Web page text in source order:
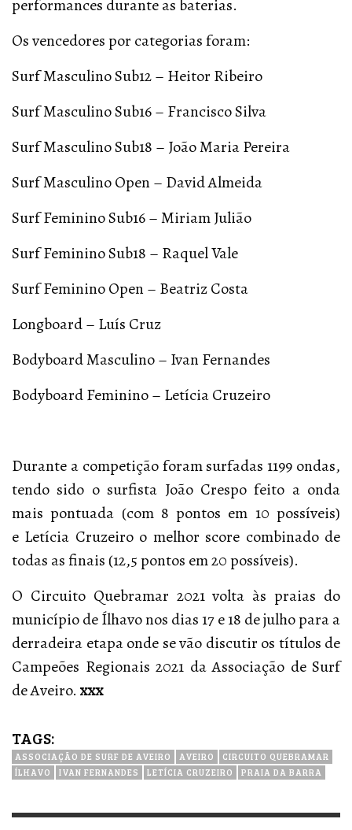
performances durante as baterias.
Os vencedores por categorias foram:
Surf Masculino Sub12 – Heitor Ribeiro
Surf Masculino Sub16 – Francisco Silva
Surf Masculino Sub18 – João Maria Pereira
Surf Masculino Open – David Almeida
Surf Feminino Sub16 – Miriam Julião
Surf Feminino Sub18 – Raquel Vale
Surf Feminino Open – Beatriz Costa
Longboard – Luís Cruz
Bodyboard Masculino – Ivan Fernandes
Bodyboard Feminino – Letícia Cruzeiro
Durante a competição foram surfadas 1199 ondas,
tendo sido o surfista João Crespo feito a onda
mais pontuada (com 8 pontos em 10 possíveis)
e Letícia Cruzeiro o melhor score combinado de
todas as finais (12,5 pontos em 20 possíveis).
O Circuito Quebramar 2021 volta às praias do
município de Ílhavo nos dias 17 e 18 de julho para a
derradeira etapa onde se vão discutir os títulos de
Campeões Regionais 2021 da Associação de Surf
de Aveiro. xxx
TAGS:
ASSOCIAÇÃO DE SURF DE AVEIRO AVEIRO
CIRCUITO QUEBRAMAR
ÍLHAVO
IVAN FERNANDES LETÍCIA CRUZEIRO PRAIA DA BARRA